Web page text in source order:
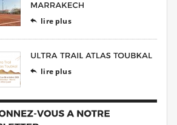
 lire plus
 lire plus